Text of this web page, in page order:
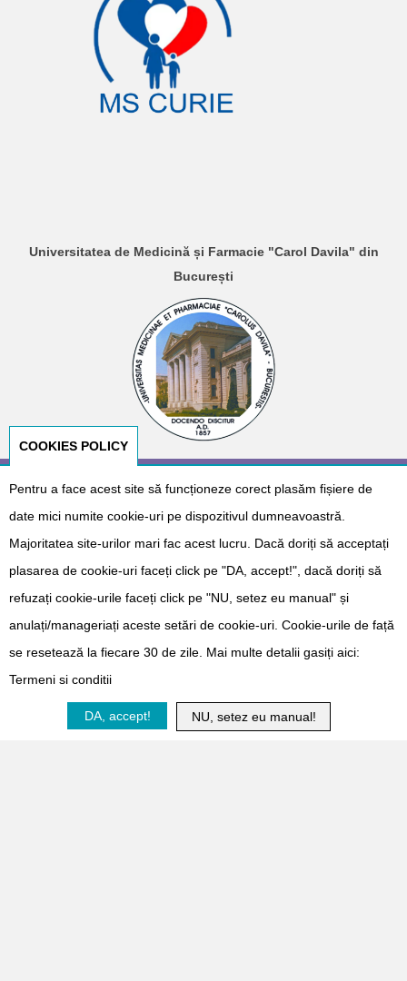
Universitatea de Medicină și Farmacie "Carol Davila" din
București
© Copyright 2026 E-NeoNat. Designed byDr. Cătălin Gabriel
COOKIES POLICY
Pentru a face acest site să funcționeze corect plasăm fișiere de
date mici numite cookie-uri pe dispozitivul dumneavoastră.
Majoritatea site-urilor mari fac acest lucru. Dacă doriți să acceptați
plasarea de cookie-uri faceți click pe "DA, accept!", dacă doriți să
refuzați cookie-urile faceți click pe "NU, setez eu manual" și
anulați/manageriați aceste setări de cookie-uri. Cookie-urile de față
se resetează la fiecare 30 de zile. Mai multe detalii gasiți aici:
Termeni si conditii
DA, accept! NU, setez eu manual!